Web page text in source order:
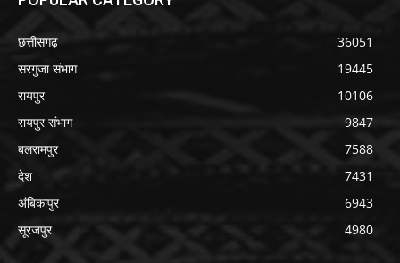
छत्तीसगढ़
36051
सरगुजा संभाग
19445
रायपुर
10106
रायपुर संभाग
9847
बलरामपुर
7588
देश
7431
अंबिकापुर
6943
सूरजपुर
4980